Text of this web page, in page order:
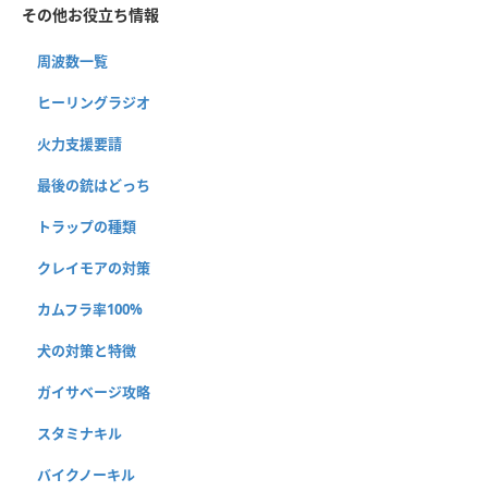
その他お役立ち情報
周波数一覧
ヒーリングラジオ
火力支援要請
最後の銃はどっち
トラップの種類
クレイモアの対策
カムフラ率100%
犬の対策と特徴
ガイサベージ攻略
スタミナキル
バイクノーキル